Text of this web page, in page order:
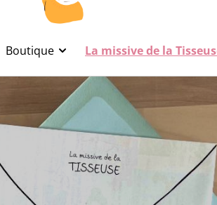
Boutique La missive de la